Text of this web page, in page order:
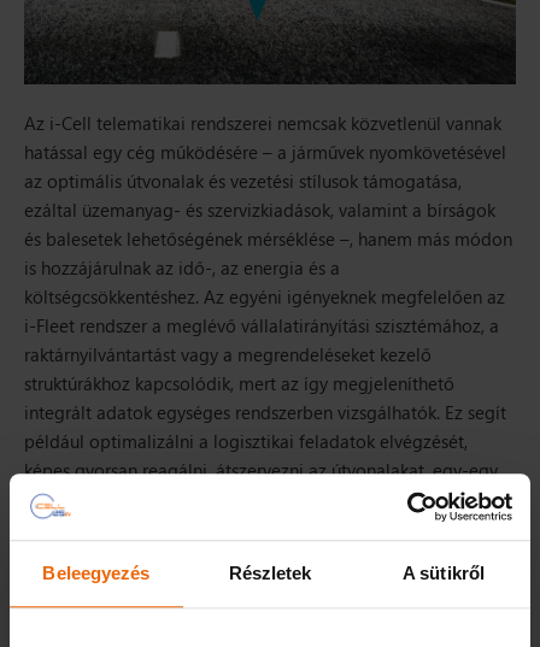
Beleegyezés Részletek A sütikről
Az i-Cell telematikai rendszerei nemcsak közvetlenül vannak
hatással egy cég működésére – a járművek nyomkövetésével
az optimális útvonalak és vezetési stílusok támogatása,
ezáltal üzemanyag- és szervizkiadások, valamint a bírságok
és balesetek lehetőségének mérséklése –, hanem más módon
is hozzájárulnak az idő-, az energia és a
költségcsökkentéshez. Az egyéni igényeknek megfelelően az
i-Fleet rendszer a meglévő vállalatirányítási szisztémához, a
raktárnyilvántartást vagy a megrendeléseket kezelő
struktúrákhoz kapcsolódik, mert az így megjeleníthető
integrált adatok egységes rendszerben vizsgálhatók. Ez segít
például optimalizálni a logisztikai feladatok elvégzését,
képes gyorsan reagálni, átszervezni az útvonalakat, egy-egy
vis maior helyzetre azonnali megoldást találni, és egyszerre
több folyamatot is automatizál. Például nem kell telefonon
hogy hol van, pontosan lekövethető a menetlevél, az
üzemanyagfogyasztás, a munkaidő-kimutatás, az